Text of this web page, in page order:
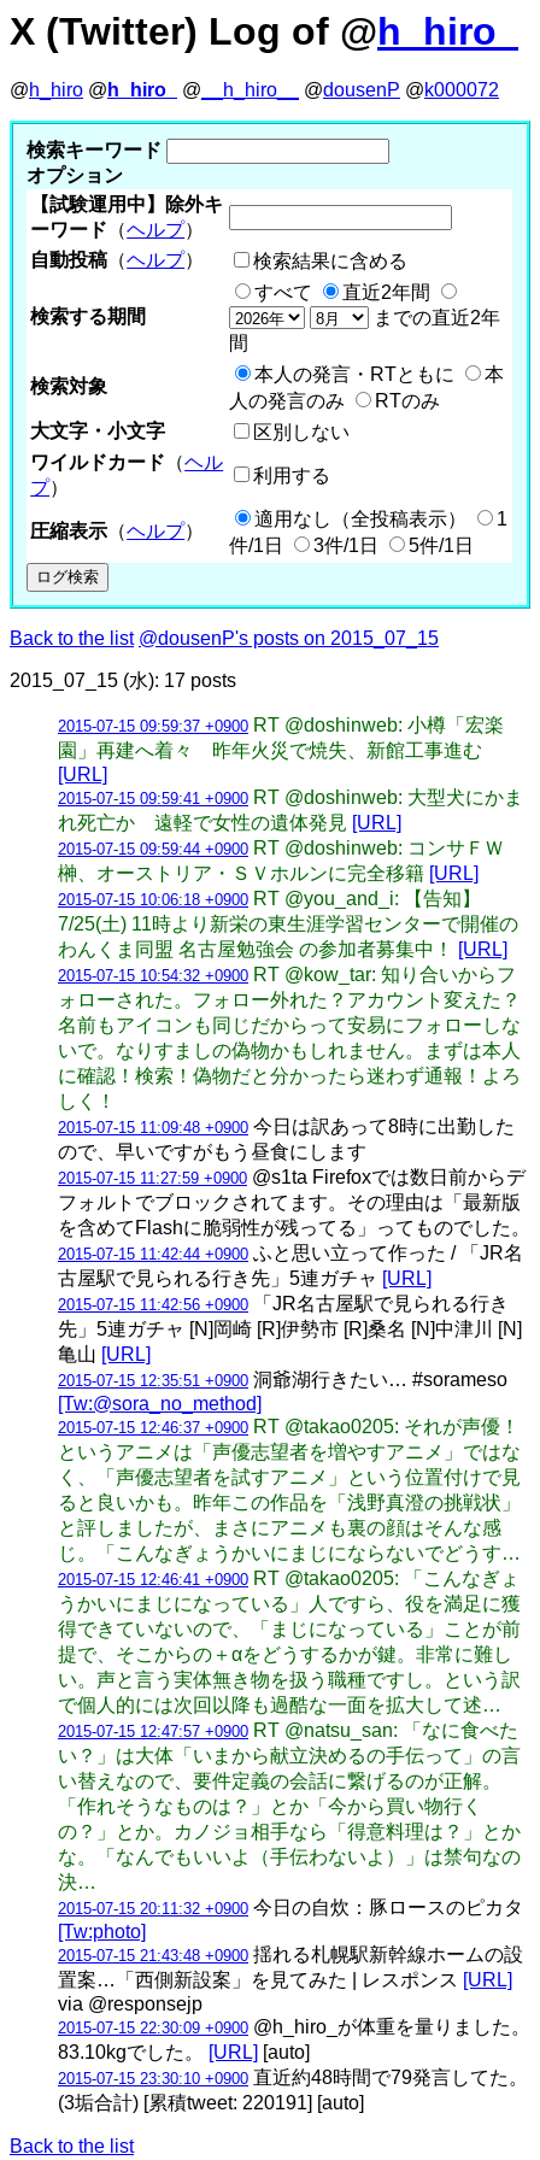
X (Twitter) Log of @h_hiro_
@h_hiro @ h_hiro_ @ __h_hiro__ @dousenP @k000072
検索キーワード
オプション
【試験運用中】除外キ
ーワード （ヘルプ）
自動投稿 （ヘルプ） 検索結果に含める
検索する期間
すべて
直近2年間
までの直近2年
間
検索対象
本人の発言・RTともに
本
人の発言のみ
RTのみ
大文字・小文字
区別しない
ワイルドカード （ヘル
プ）
利用する
圧縮表示 （ヘルプ）
適用なし（全投稿表示）
1
件/1日
3件/1日 5件/1日
Back to the list @dousenP's posts on 2015_07_15
2015_07_15 (水): 17 posts
2015-07-15 09:59:37 +0900 RT @doshinweb: 小樽「宏楽
園」再建へ着々 昨年火災で焼失、新館工事進む
[URL]
2015-07-15 09:59:41 +0900 RT @doshinweb: 大型犬にかま
れ死亡か 遠軽で女性の遺体発見 [URL]
2015-07-15 09:59:44 +0900 RT @doshinweb: コンサＦＷ
榊、オーストリア・ＳＶホルンに完全移籍 [URL]
2015-07-15 10:06:18 +0900 RT @you_and_i: 【告知】
7/25(土) 11時より新栄の東生涯学習センターで開催の
わんくま同盟 名古屋勉強会 の参加者募集中！
[URL]
2015-07-15 10:54:32 +0900 RT @kow_tar: 知り合いからフ
ォローされた。フォロー外れた？アカウント変えた？
名前もアイコンも同じだからって安易にフォローしな
いで。なりすましの偽物かもしれません。まずは本人
に確認！検索！偽物だと分かったら迷わず通報！よろ
しく！
2015-07-15 11:09:48 +0900 今日は訳あって8時に出勤した
ので、早いですがもう昼食にします
2015-07-15 11:27:59 +0900 @s1ta Firefoxでは数日前からデ
フォルトでブロックされてます。その理由は「最新版
を含めてFlashに脆弱性が残ってる」ってものでした。
2015-07-15 11:42:44 +0900 ふと思い立って作った / 「JR名
古屋駅で見られる行き先」5連ガチャ [URL]
2015-07-15 11:42:56 +0900 「JR名古屋駅で見られる行き
先」5連ガチャ [N]岡崎 [R]伊勢市 [R]桑名 [N]中津川 [N]
亀山 [URL]
2015-07-15 12:35:51 +0900 洞爺湖行きたい… #sorameso
[Tw:@sora_no_method]
2015-07-15 12:46:37 +0900 RT @takao0205: それが声優！
というアニメは「声優志望者を増やすアニメ」ではな
く、「声優志望者を試すアニメ」という位置付けで見
ると良いかも。昨年この作品を「浅野真澄の挑戦状」
と評しましたが、まさにアニメも裏の顔はそんな感
じ。「こんなぎょうかいにまじにならないでどうす…
2015-07-15 12:46:41 +0900 RT @takao0205: 「こんなぎょ
うかいにまじになっている」人ですら、役を満足に獲
得できていないので、「まじになっている」ことが前
提で、そこからの＋αをどうするかが鍵。非常に難し
い。声と言う実体無き物を扱う職種ですし。という訳
で個人的には次回以降も過酷な一面を拡大して述…
2015-07-15 12:47:57 +0900 RT @natsu_san: 「なに食べた
い？」は大体「いまから献立決めるの手伝って」の言
い替えなので、要件定義の会話に繋げるのが正解。
「作れそうなものは？」とか「今から買い物行く
の？」とか。カノジョ相手なら「得意料理は？」とか
な。「なんでもいいよ（手伝わないよ）」は禁句なの
決…
2015-07-15 20:11:32 +0900 今日の自炊：豚ロースのピカタ
[Tw:photo]
2015-07-15 21:43:48 +0900 揺れる札幌駅新幹線ホームの設
置案…「西側新設案」を見てみた | レスポンス [URL]
via @responsejp
2015-07-15 22:30:09 +0900 @h_hiro_が体重を量りました。
83.10kgでした。
[URL] [auto]
2015-07-15 23:30:10 +0900 直近約48時間で79発言してた。
(3垢合計) [累積tweet: 220191] [auto]
Back to the list